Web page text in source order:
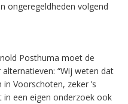
ongeregeldheden volgend
Posthuma moet de
“Wij weten dat
Voorschoten, zeker ’s
in een eigen onderzoek ook